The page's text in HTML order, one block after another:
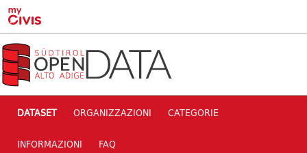
Skip to main content
DATASET ORGANIZZAZIONI CATEGORIE
INFORMAZIONI FAQ